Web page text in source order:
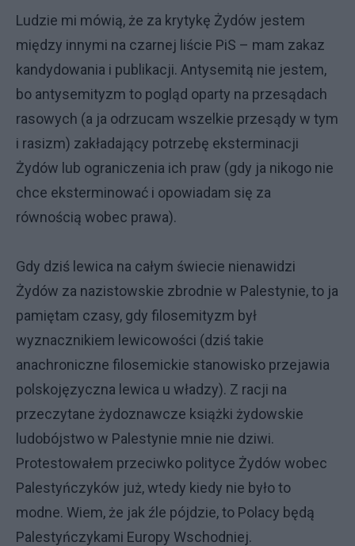
Ludzie mi mówią, że za krytykę Żydów jestem
między innymi na czarnej liście PiS – mam zakaz
kandydowania i publikacji. Antysemitą nie jestem,
bo antysemityzm to pogląd oparty na przesądach
rasowych (a ja odrzucam wszelkie przesądy w tym
i rasizm) zakładający potrzebę eksterminacji
Żydów lub ograniczenia ich praw (gdy ja nikogo nie
chce eksterminować i opowiadam się za
równością wobec prawa).
Gdy dziś lewica na całym świecie nienawidzi
Żydów za nazistowskie zbrodnie w Palestynie, to ja
pamiętam czasy, gdy filosemityzm był
wyznacznikiem lewicowości (dziś takie
anachroniczne filosemickie stanowisko przejawia
polskojęzyczna lewica u władzy). Z racji na
przeczytane żydoznawcze książki żydowskie
ludobójstwo w Palestynie mnie nie dziwi.
Protestowałem przeciwko polityce Żydów wobec
Palestyńczyków już, wtedy kiedy nie było to
modne. Wiem, że jak źle pójdzie, to Polacy będą
Palestyńczykami Europy Wschodniej.